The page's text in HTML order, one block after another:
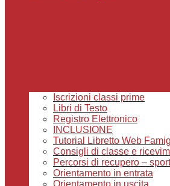
Iscrizioni classi prime
Libri di Testo
Registro Elettronico
INCLUSIONE
Tutorial Libretto Web
Consigli di classe e
Percorsi di recupero –
Orientamento in entrata